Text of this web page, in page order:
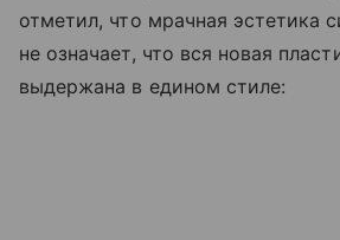
отметил, что мрачная эстетика
не означает, что вся новая
выдержана в едином стиле: